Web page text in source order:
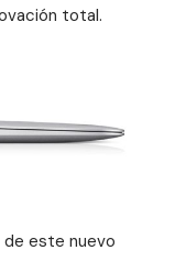
total.
este nuevo